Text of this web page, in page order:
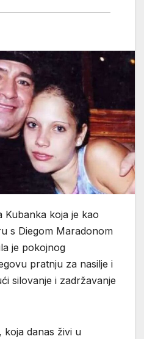
Kubanka koja je kao
s Diegom Maradonom
je pokojnog
pratnju za nasilje i
silovanje i zadržavanje
koja danas živi u